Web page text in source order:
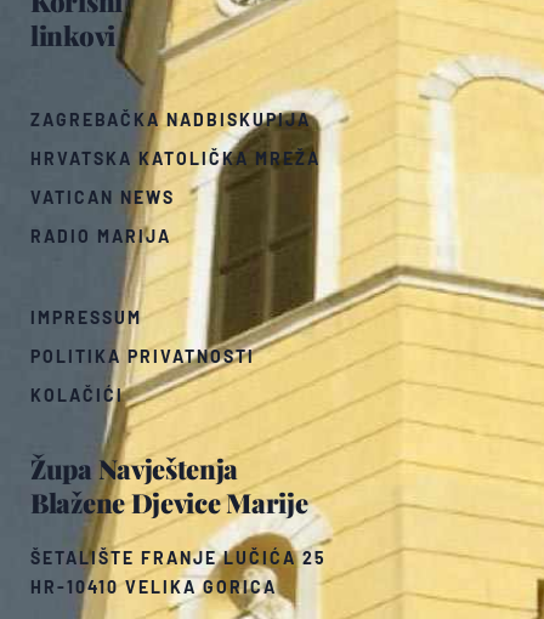
Župa Navještenja
Blažene Djevice Marije
ŠETALIŠTE FRANJE LUČIĆA 25
HR-10410 VELIKA GORICA
linkovi
ZAGREBAČKA NADBISKUPIJA
HRVATSKA KATOLIČKA MREŽA
VATICAN NEWS
RADIO MARIJA
IMPRESSUM
POLITIKA PRIVATNOSTI
KOLAČIĆI